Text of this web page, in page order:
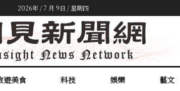
2026年 / 7 月 9日 / 星期四
遊美食 科技 娛樂 藝文